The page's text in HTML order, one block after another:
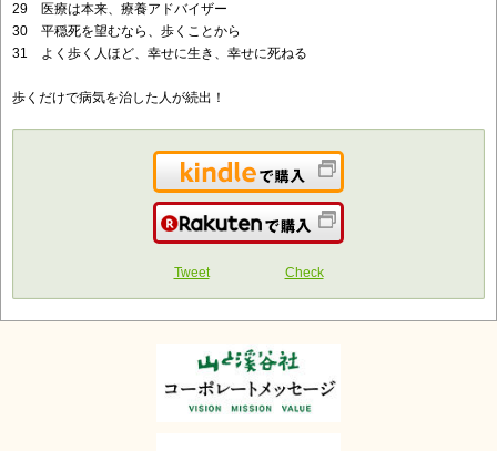
29 医療は本来、療養アドバイザー
30 平穏死を望むなら、歩くことから
31 よく歩く人ほど、幸せに生き、幸せに死ねる
歩くだけで病気を治した人が続出！
Kindleで購入
楽天で購入
Tweet Check